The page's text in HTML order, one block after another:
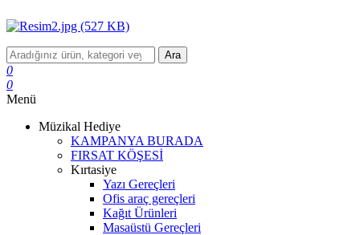
Ara
0
0
Menü
Müzikal Hediye
KAMPANYA BURADA
FIRSAT KÖŞESİ
Kırtasiye
Yazı Gereçleri
Ofis araç gereçleri
Kağıt Ürünleri
Masaüstü Gereçleri